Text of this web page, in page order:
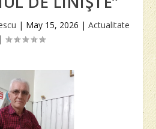
| May 15, 2026 | Actualitate
|